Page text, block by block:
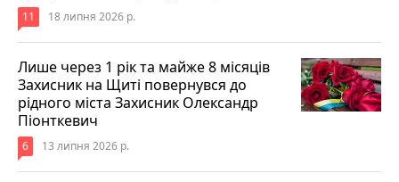
11 18 липня 2026 р.
Лише через 1 рік та майже 8 місяців
Захисник на Щиті повернувся до
рідного міста Захисник Олександр
Піонткевич
6 13 липня 2026 р.